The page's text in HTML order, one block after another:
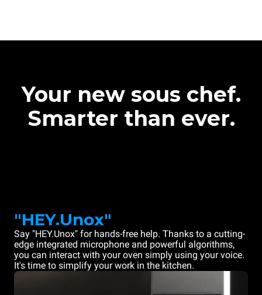
Your new sous chef.
Smarter than ever.
"HEY.Unox"
Say "HEY.Unox" for hands-free help. Thanks to a cutting-
edge integrated microphone and powerful algorithms,
you can interact with your oven simply using your voice.
It's time to simplify your work in the kitchen.